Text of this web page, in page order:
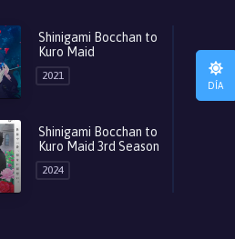
Shinigami Bocchan to
Kuro Maid
2021
Shinigami Bocchan to
Kuro Maid 3rd Season
2024
DÍA